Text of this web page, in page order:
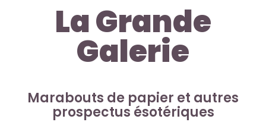
La Grande
Galerie
Marabouts de papier et autres
prospectus ésotériques